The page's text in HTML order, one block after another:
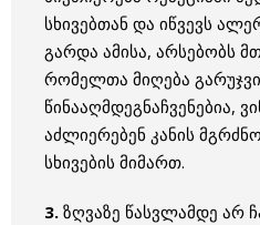
სხივებთან და იწვევს
გარდა ამისა, არსებობს
რომელთა მიღება
წინააღმდეგნაჩვენებია,
აძლიერებენ კანის
სხივების მიმართ.
3. ზღვაზე წასვლამდე არ